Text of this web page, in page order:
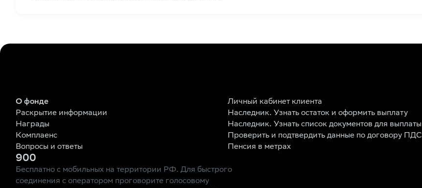
О фонде
Раскрытие информации
Награды
Комплаенс
Вопросы и ответы
Личный кабинет клиента
Наследник. Узнать остаток и оформить выплату
Наследник. Узнать список документов для выплаты
Проверить и подтвердить данные по договору ПДС
Пенсия в метрах
900
Бесплатно с мобильных на территории РФ. Для быстрого
соединения с оператором проговорите голосовому